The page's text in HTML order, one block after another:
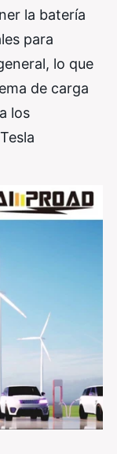
la batería
para
lo que
de carga
los